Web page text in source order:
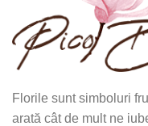
Florile sunt simboluri
arată cât de mult ne